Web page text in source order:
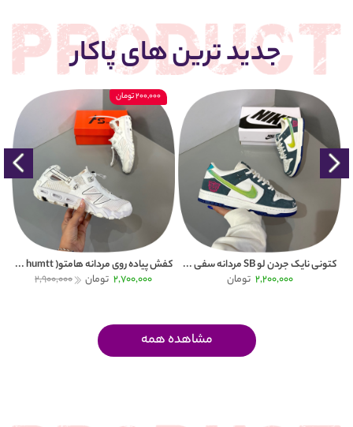
جدید ترین های پاکار
کتونی نایک جردن لو SB مردانه سفی ...
2,200,000 تومان
200,000 تومان
کفش پیاده روی مردانه هامتو( humtt ...
2,700,000 تومان 2,900,000
مشاهده همه